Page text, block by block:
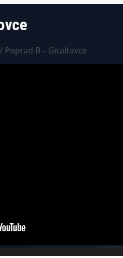
/ Poprad B – Giraltovce